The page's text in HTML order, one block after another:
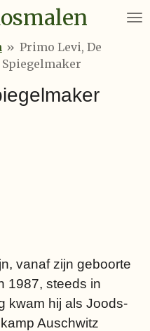
» Primo Levi, De
Spiegelmaker
vanaf zijn geboorte
1987, steeds in
kwam hij als Joods-
Auschwitz